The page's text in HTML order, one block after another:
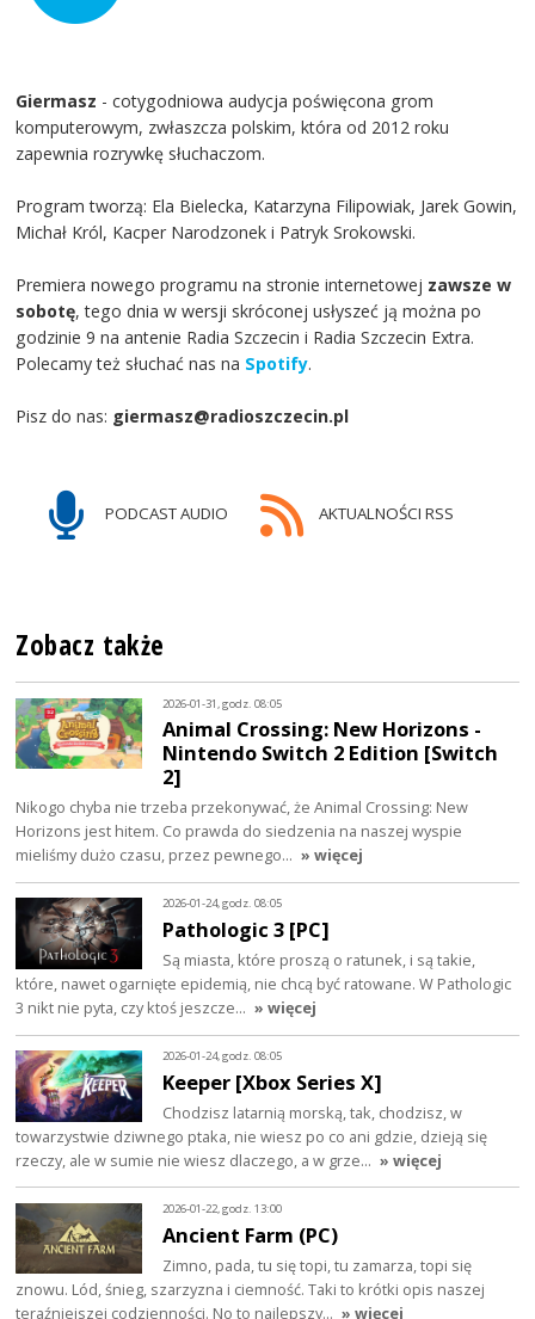
Giermasz - cotygodniowa audycja poświęcona grom
komputerowym, zwłaszcza polskim, która od 2012 roku
zapewnia rozrywkę słuchaczom.
Program tworzą: Ela Bielecka, Katarzyna Filipowiak, Jarek Gowin,
Michał Król, Kacper Narodzonek i Patryk Srokowski.
Premiera nowego programu na stronie internetowej zawsze w
sobotę, tego dnia w wersji skróconej usłyszeć ją można po
godzinie 9 na antenie Radia Szczecin i Radia Szczecin Extra.
Polecamy też słuchać nas na Spotify.
Pisz do nas: giermasz@radioszczecin.pl
PODCAST AUDIO AKTUALNOŚCI RSS
Zobacz także
2026-01-31, godz. 08:05
Animal Crossing: New Horizons -
Nintendo Switch 2 Edition [Switch
2]
Nikogo chyba nie trzeba przekonywać, że Animal Crossing: New
Horizons jest hitem. Co prawda do siedzenia na naszej wyspie
mieliśmy dużo czasu, przez pewnego… » więcej
2026-01-24, godz. 08:05
Pathologic 3 [PC]
Są miasta, które proszą o ratunek, i są takie,
które, nawet ogarnięte epidemią, nie chcą być ratowane. W Pathologic
3 nikt nie pyta, czy ktoś jeszcze… » więcej
2026-01-24, godz. 08:05
Keeper [Xbox Series X]
Chodzisz latarnią morską, tak, chodzisz, w
towarzystwie dziwnego ptaka, nie wiesz po co ani gdzie, dzieją się
rzeczy, ale w sumie nie wiesz dlaczego, a w grze… » więcej
2026-01-22, godz. 13:00
Ancient Farm (PC)
Zimno, pada, tu się topi, tu zamarza, topi się
znowu. Lód, śnieg, szarzyzna i ciemność. Taki to krótki opis naszej
teraźniejszej codzienności. No to najlepszy… » więcej